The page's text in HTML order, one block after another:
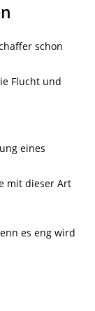
schon
Flucht und
eines
mit dieser Art
es eng wird